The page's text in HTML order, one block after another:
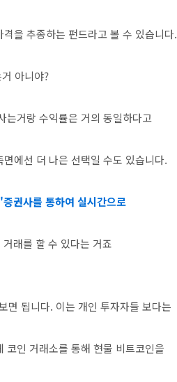
을 추종하는 펀드라고 볼 수 있습니다.
아니야?
는거랑 수익률은 거의 동일하다고
에선 더 나은 선택일 수도 있습니다.
'증권사를 통하여 실시간으로
래를 할 수 있다는 거죠
면 됩니다. 이는 개인 투자자들 보다는
코인 거래소를 통해 현물 비트코인을